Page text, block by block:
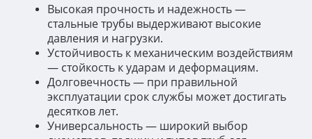
Высокая прочность и надежность —
стальные трубы выдерживают высокие
давления и нагрузки.
Устойчивость к механическим воздействиям
— стойкость к ударам и деформациям.
Долговечность — при правильной
эксплуатации срок службы может достигать
десятков лет.
Универсальность — широкий выбор